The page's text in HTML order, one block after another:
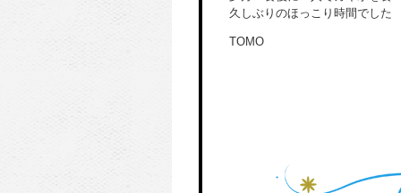
久しぶりのほっこり時間でした
TOMO